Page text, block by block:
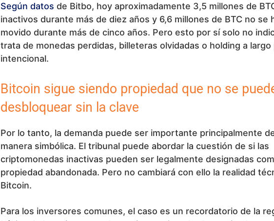
Según datos de Bitbo, hoy aproximadamente 3,5 millones de
inactivos durante más de diez años y 6,6 millones de BTC no se
movido durante más de cinco años. Pero esto por sí solo no
trata de monedas perdidas, billeteras olvidadas o holding a largo
intencional.
Bitcoin sigue siendo propiedad que no se
desbloquear sin la clave
Por lo tanto, la demanda puede ser importante principalmente
manera simbólica. El tribunal puede abordar la cuestión de si las
criptomonedas inactivas pueden ser legalmente designadas
propiedad abandonada. Pero no cambiará con ello la realidad
Bitcoin.
Para los inversores comunes, el caso es un recordatorio de la